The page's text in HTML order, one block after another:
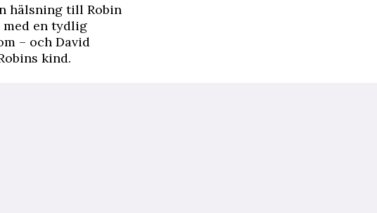
hälsning till Robin
med en tydlig
– och David
kind.